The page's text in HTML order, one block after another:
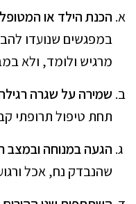
הכנת הילד או
במפגשים שנועדו
מרגיש ולומד, ולא
שמירה על שגרה
תחת טיפול תרופתי
הגעה במנוחה ובמצב
שהנבדק נח, אכל